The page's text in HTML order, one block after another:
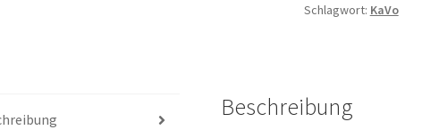
Schlagwort: KaVo
Beschreibung